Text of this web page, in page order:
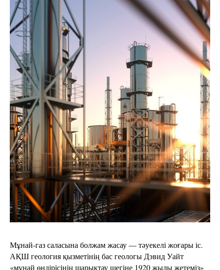
Мұнай-газ саласына болжам жасау — тәуекелі жоғары іс.
АҚШ геология қызметінің бас геологы Дэвид Уайт
«мұнай өндірісінің шарықтау шегіне 1920 жылы жетеміз»